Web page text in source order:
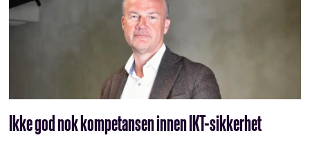
Ikke god nok kompetansen innen IKT-sikkerhet